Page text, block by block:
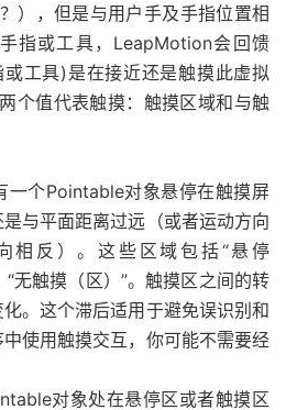
），但是与用户手及手指位置相
指或工具，LeapMotion会回馈
工具)是在接近还是触摸此虚拟
个值代表触摸：触摸区域和与触
一个Pointable对象悬停在触摸屏
与平面距离过远（或者运动方向
相反）。这些区域包括“悬停
“无触摸（区）”。触摸区之间的转
。这个滞后适用于避免误识别和
使用触摸交互，你可能不需要经
对象处在悬停区或者触摸区